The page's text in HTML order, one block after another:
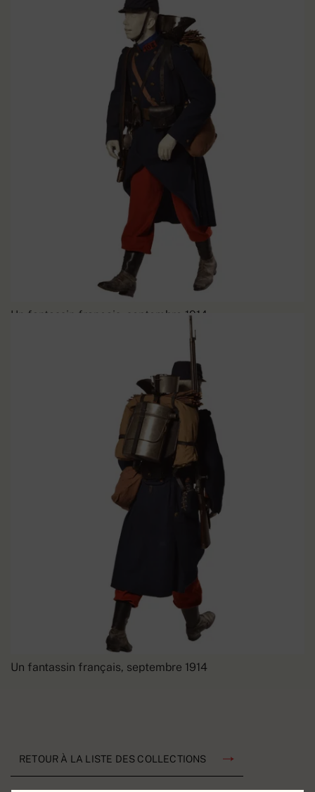
Un fantassin français, septembre 1914
Un fantassin français, septembre 1914
RETOUR À LA LISTE DES COLLECTIONS